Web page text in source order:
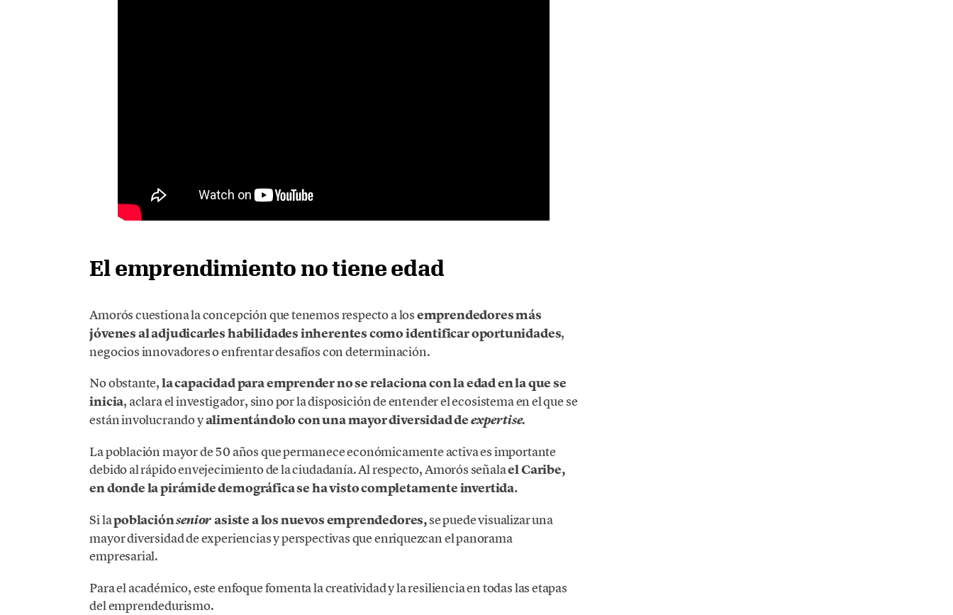
El emprendimiento no tiene edad
Amorós cuestiona la concepción que tenemos respecto a losemprendedores más
jóvenes al adjudicarles habilidades inherentes como identificar oportunidades,
negocios innovadores o enfrentar desafíos con determinación.
No obstante,la capacidad para emprender no se relaciona con la edad en la que se
inicia, aclara el investigador, sino por la disposición de entender el ecosistema en el que se
están involucrando yalimentándolo con una mayor diversidad deexpertise.
La población mayor de 50 años que permanece económicamente activa es importante
debido al rápido envejecimiento de la ciudadanía. Al respecto, Amorós señalael Caribe,
en donde la pirámide demográfica se ha visto completamente invertida.
Si lapoblaciónseniorasiste a los nuevos emprendedores,se puede visualizar una
mayor diversidad de experiencias y perspectivas que enriquezcan el panorama
empresarial.
Para el académico, este enfoque fomenta la creatividad y la resiliencia en todas las etapas
del emprendedurismo.